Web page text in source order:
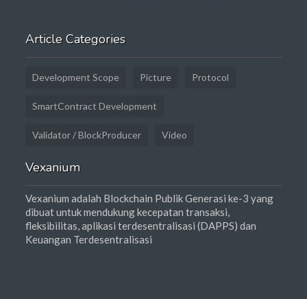
Article Categories
Development Scope Picture Protocol
SmartContract Development
Validator / BlockProducer Video
Vexanium
Vexanium adalah Blockchain Publik Generasi ke-3 yang
dibuat untuk mendukung kecepatan transaksi,
fleksibilitas, aplikasi terdesentralisasi (DAPPS) dan
Keuangan Terdesentralisasi